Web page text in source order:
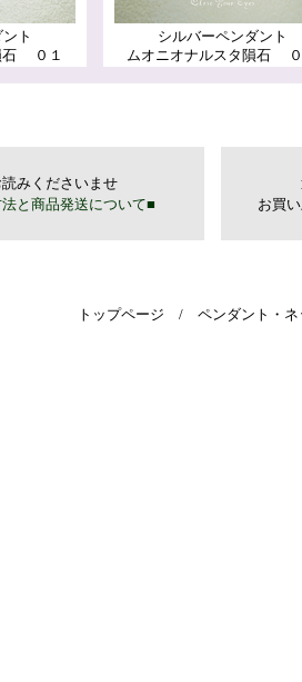
ト
石 ０１
シルバーペンダント
ムオニオナルスタ隕石
トップページ / ペンダント・